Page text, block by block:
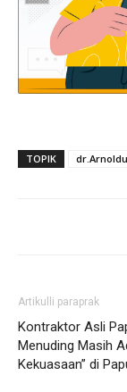
TOPIK
Artikulli paraprak
Kontraktor Asli
Menuding Masih
Kekuasaan” di